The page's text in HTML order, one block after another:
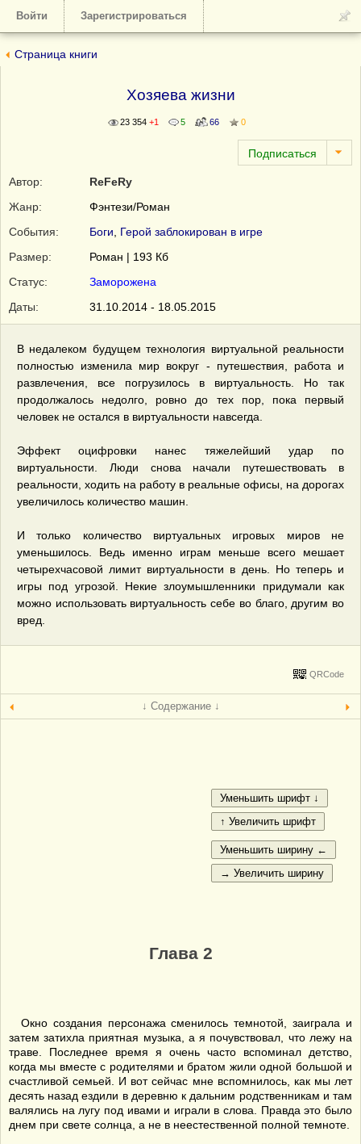
Войти Зарегистрироваться
Страница книги
Хозяева жизни
23 354 +1 5 66 0
Автор:
ReFeRy
Жанр:
Фэнтези/Роман
События:
Боги
Герой заблокирован в игре
Размер:
Роман | 193 Кб
Статус:
Заморожена
Даты:
31.10.2014 - 18.05.2015
В недалеком будущем технология виртуальной реальности
полностью изменила мир вокруг - путешествия, работа и
развлечения, все погрузилось в виртуальность. Но так
продолжалось недолго, ровно до тех пор, пока первый
человек не остался в виртуальности навсегда.
Эффект оцифровки нанес тяжелейший удар по
виртуальности. Люди снова начали путешествовать в
реальности, ходить на работу в реальные офисы, на дорогах
увеличилось количество машин.
И только количество виртуальных игровых миров не
уменьшилось. Ведь именно играм меньше всего мешает
четырехчасовой лимит виртуальности в день. Но теперь и
игры под угрозой. Некие злоумышленники придумали как
можно использовать виртуальность себе во благо, другим во
вред.
QRCode
↓ Содержание ↓
Глава 2
Окно создания персонажа сменилось темнотой, заиграла и
затем затихла приятная музыка, а я почувствовал, что лежу на
траве. Последнее время я очень часто вспоминал детство,
когда мы вместе с родителями и братом жили одной большой и
счастливой семьей. И вот сейчас мне вспомнилось, как мы лет
десять назад ездили в деревню к дальним родственникам и там
валялись на лугу под ивами и играли в слова. Правда это было
днем при свете солнца, а не в неестественной полной темноте.